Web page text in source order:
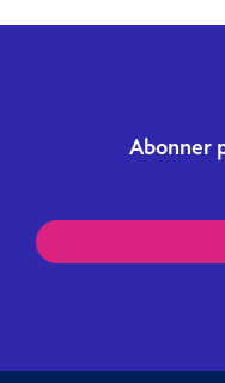
Abonner